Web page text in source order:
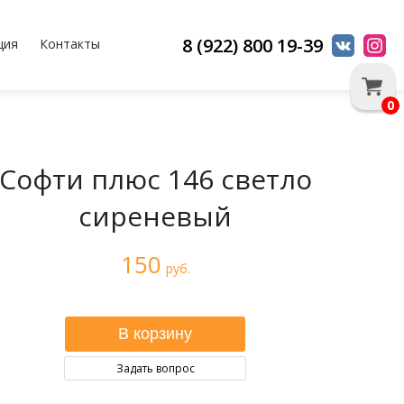
Контакты 8 (922) 800 19-39
плюс 146 светло
сиреневый
150 руб.
Задать вопрос
0